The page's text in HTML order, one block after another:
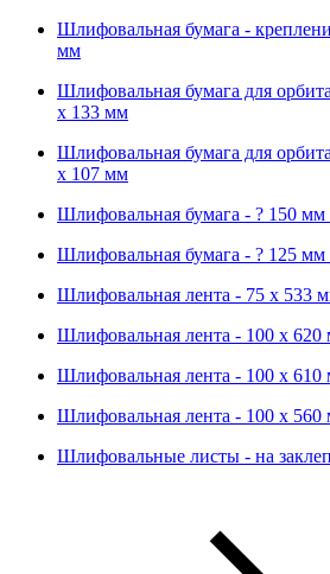
Шлифовальная бумага -
мм
Шлифовальная бумага для
х 133 мм
Шлифовальная бумага для
х 107 мм
Шлифовальная бумага - ? 150 мм
Шлифовальная бумага - ? 125 мм
Шлифовальная лента - 75 х 533
Шлифовальная лента - 100 х 620
Шлифовальная лента - 100 х 610
Шлифовальная лента - 100 х 560
Шлифовальные листы - на